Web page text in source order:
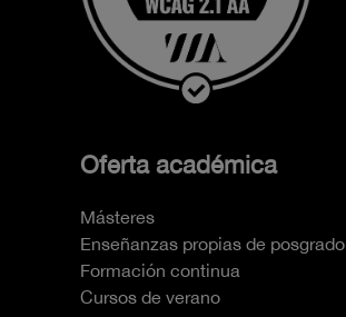
Oferta académica
Másteres
Enseñanzas propias de posgrado
Formación continua
Cursos de verano